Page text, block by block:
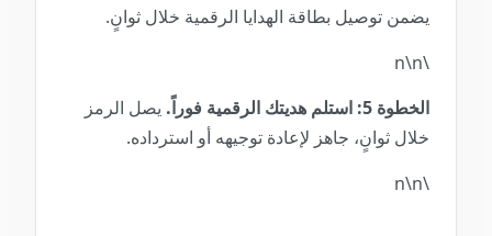
يضمن توصيل بطاقة الهدايا الرقمية خلال ثوانٍ.
الخطوة 5: استلم هديتك الرقمية فوراً.
يصل الرمز
خلال ثوانٍ، جاهز لإعادة توجيهه أو استرداده.